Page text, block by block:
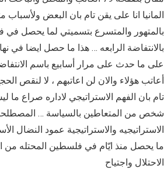
المانيا انا على يقن تام بان البعض
بالمتهور والمتسرع بتسميتي لما يحصل في
على ما حدث على مرار أسابيع باسم
أعاتب هؤلاء والان لن اعاتبهم ، لا لنقص
تام بان الفهم الاستراتيجي لاداره صراع ما
شخص من المتعاطين بالسياسة …
الاستراتيجيه والاستراتيجية عمود النضال
ما يحصل منذ ايّام في فلسطين المحتله من
الاحتلال واجتياح